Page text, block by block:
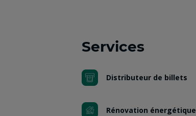
Services
Distributeur de billets
Rénovation énergétique